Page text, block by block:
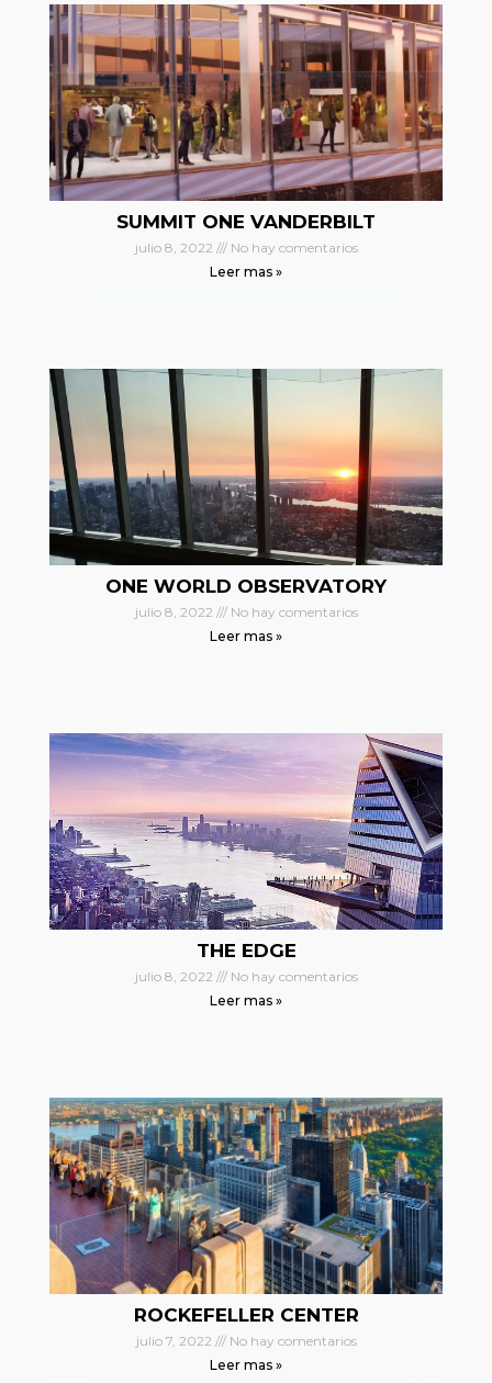
SUMMIT ONE VANDERBILT
julio 8, 2022
No hay comentarios
Leer mas »
ONE WORLD OBSERVATORY
julio 8, 2022
No hay comentarios
Leer mas »
THE EDGE
julio 8, 2022
No hay comentarios
Leer mas »
ROCKEFELLER CENTER
julio 7, 2022
No hay comentarios
Leer mas »